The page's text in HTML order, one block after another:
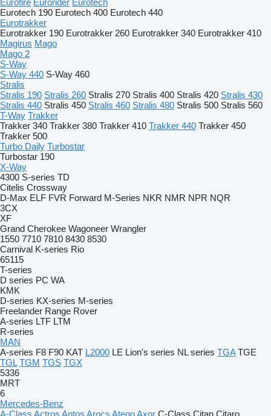
Eurofire Eurorider Eurotech
Eurotech 190 Eurotech 400 Eurotech 440
Eurotrakker
Eurotrakker 190 Eurotrakker 260 Eurotrakker 340 Eurotrakker 410
Magirus Mago
Mago 2
S-Way
S-Way 440 S-Way 460
Stralis
Stralis 190 Stralis 260 Stralis 270 Stralis 400 Stralis 420 Stralis 430
Stralis 440 Stralis 450 Stralis 460 Stralis 480 Stralis 500 Stralis 560
T-Way Trakker
Trakker 340 Trakker 380 Trakker 410 Trakker 440 Trakker 450
Trakker 500
Turbo Daily Turbostar
Turbostar 190
X-Way
4300 S-series TD
Citelis Crossway
D-Max ELF FVR Forward M-Series NKR NMR NPR NQR
3CX
XF
Grand Cherokee Wagoneer Wrangler
1550 7710 7810 8430 8530
Carnival K-series Rio
65115
T-series
D series PC WA
KMK
D-series KX-series M-series
Freelander Range Rover
A-series LTF LTM
R-series
MAN
A-series F8 F90 KAT L2000 LE Lion's series NL series TGA TGE
TGL TGM TGS TGX
5336
MRT
6
Mercedes-Benz
A-Class Actros Antos Arocs AtegoAxor C-Class Citan Citaro